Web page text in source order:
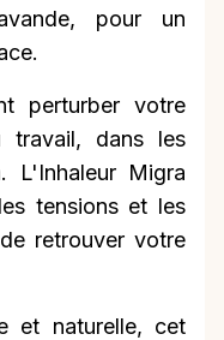
pour un
perturber votre
travail, dans les
L'Inhaleur Migra
tensions et les
retrouver votre
et naturelle, cet